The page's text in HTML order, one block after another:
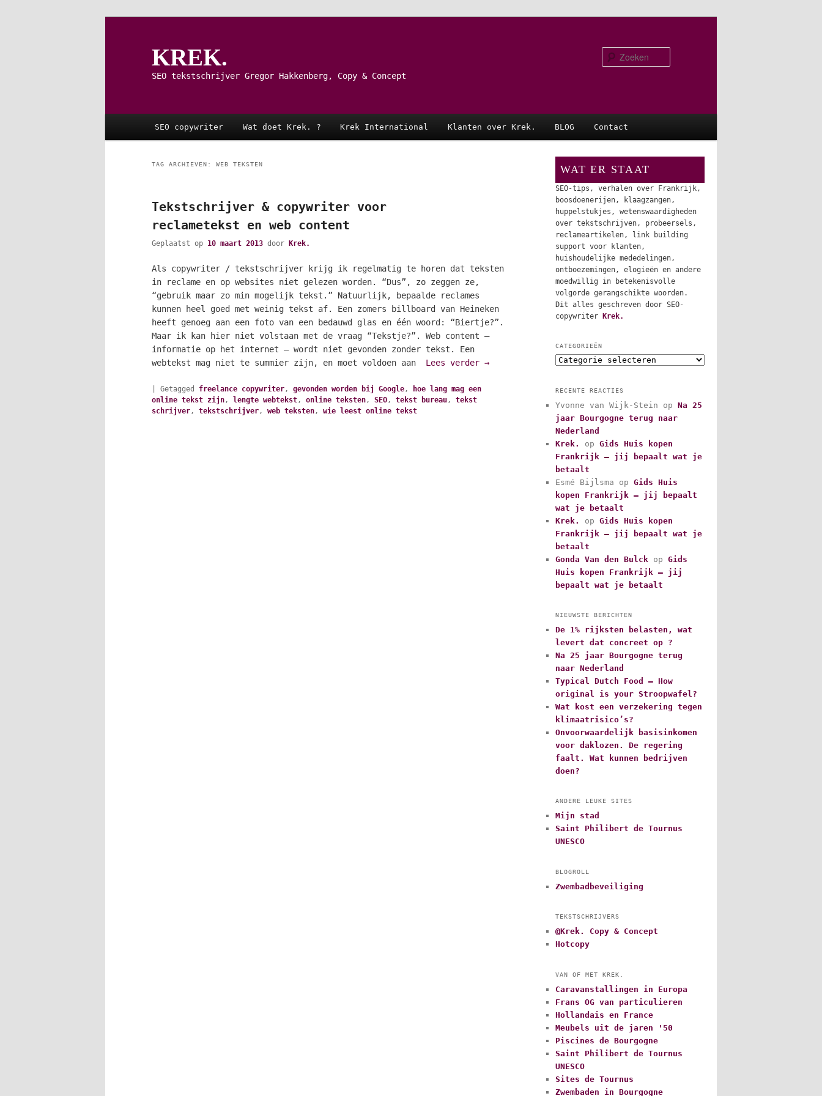
KREK.
SEO tekstschrijver Gregor Hakkenberg, Copy & Concept
SEO copywriter Wat doet Krek. ? Krek International Klanten over Krek. BLOG Contact
TAG ARCHIEVEN: WEB TEKSTEN
Tekstschrijver & copywriter voor
reclametekst en web content
Geplaatst op 10 maart 2013 door Krek.
Als copywriter / tekstschrijver krijg ik regelmatig te horen dat teksten
in reclame en op websites niet gelezen worden. “Dus”, zo zeggen ze,
“gebruik maar zo min mogelijk tekst.” Natuurlijk, bepaalde reclames
kunnen heel goed met weinig tekst af. Een zomers billboard van Heineken
heeft genoeg aan een foto van een bedauwd glas en één woord: “Biertje?”.
Maar ik kan hier niet volstaan met de vraag “Tekstje?”. Web content –
informatie op het internet – wordt niet gevonden zonder tekst. Een
webtekst mag niet te summier zijn, en moet voldoen aan Lees verder →
Getagged freelance copywriter , gevonden worden bij Google ,
hoe lang mag een
online tekst zijn , lengte webtekst , online teksten , SEO , tekst bureau , tekst
schrijver , tekstschrijver , web teksten , wie leest online tekst
WAT ER STAAT
SEO-tips, verhalen over Frankrijk,
boosdoenerijen, klaagzangen,
huppelstukjes, wetenswaardigheden
over tekstschrijven, probeersels,
reclameartikelen, link building
support voor klanten,
huishoudelijke mededelingen,
ontboezemingen, elogieën en andere
moedwillig in betekenisvolle
volgorde gerangschikte woorden.
Dit alles geschreven door SEO-
copywriter Krek.
CATEGORIEËN
C
e
g
o
r
i
e
ë
RECENTE REACTIES
Yvonne van Wijk-Stein op Na 25
jaar Bourgogne terug naar
Nederland
Krek.
op Gids Huis kopen
Frankrijk – jij bepaalt wat je
betaalt
Esmé Bijlsma op Gids Huis
kopen Frankrijk – jij bepaalt
wat je betaalt
Krek.
op Gids Huis kopen
Frankrijk – jij bepaalt wat je
betaalt
Gonda Van den Bulck op Gids
Huis kopen Frankrijk – jij
bepaalt wat je betaalt
NIEUWSTE BERICHTEN
De 1% rijksten belasten, wat
levert dat concreet op ?
Na 25 jaar Bourgogne terug
naar Nederland
Typical Dutch Food – How
original is your Stroopwafel?
Wat kost een verzekering tegen
klimaatrisico’s?
Onvoorwaardelijk basisinkomen
voor daklozen. De regering
faalt. Wat kunnen bedrijven
doen?
ANDERE LEUKE SITES
Mijn stad
Saint Philibert de Tournus
UNESCO
BLOGROLL
Zwembadbeveiliging
TEKSTSCHRIJVERS
@Krek. Copy & Concept
Hotcopy
VAN OF MET KREK.
Caravanstallingen in Europa
Frans OG van particulieren
Hollandais en France
Meubels uit de jaren '50
Piscines de Bourgogne
Saint Philibert de Tournus
UNESCO
Sites de Tournus
Zwembaden in Bourgogne